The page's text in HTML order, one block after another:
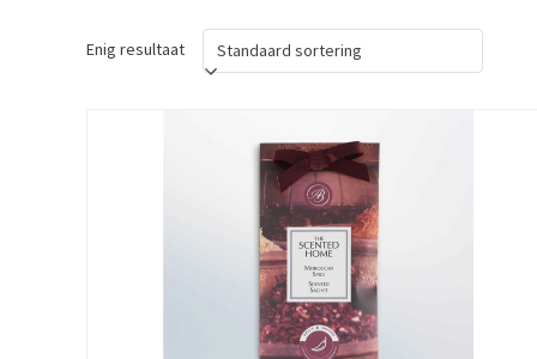
Enig resultaat